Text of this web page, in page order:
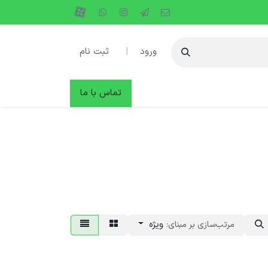
ورود | ثبت نام
تماس با ما
مرتب‌سازی بر مبنای: ویژه